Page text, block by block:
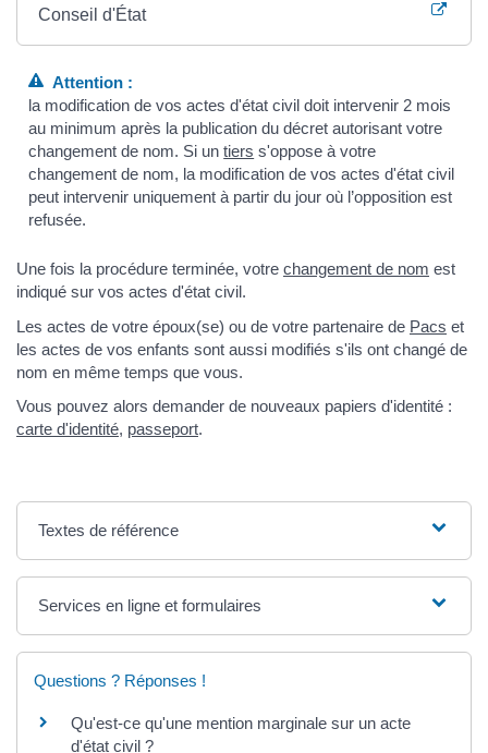
Conseil d'État
Attention :
la modification de vos actes d'état civil doit intervenir 2 mois
au minimum après la publication du décret autorisant votre
changement de nom. Si untiers s'oppose à votre
changement de nom, la modification de vos actes d'état civil
peut intervenir uniquement à partir du jour où l’opposition est
refusée.
Une fois la procédure terminée, votre changement de nom est
indiqué sur vos actes d'état civil.
Les actes de votre époux(se) ou de votre partenaire de Pacs et
les actes de vos enfants sont aussi modifiés s'ils ont changé de
nom en même temps que vous.
Vous pouvez alors demander de nouveaux papiers d'identité :
carte d'identité, passeport.
Textes de référence
Services en ligne et formulaires
Questions ? Réponses !
Qu'est-ce qu'une mention marginale sur un acte
d'état civil ?